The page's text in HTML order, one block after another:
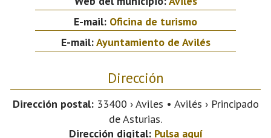
E-mail: Oficina de turismo
E-mail:Ayuntamiento de Avilés
Dirección
Dirección postal:33400 › Aviles • Avilés › Principado
de Asturias.
Dirección digital: Pulsa aquí